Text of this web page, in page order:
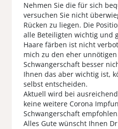
Nehmen Sie die für sich
versuchen Sie nicht
Rücken zu liegen. Die
alle Beteiligten wichtig und
Haare färben ist nicht
mich zu den eher
Schwangerschaft besser
Ihnen das aber wichtig ist,
selbst entscheiden.
Aktuell wird bei
keine weitere Corona
Schwangerschaft
Alles Gute wünscht Ihnen